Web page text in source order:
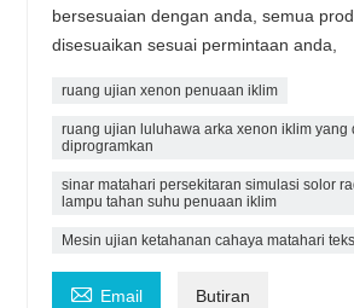
bersesuaian dengan anda, semua
disesuaikan sesuai permintaan anda,
ruang ujian xenon penuaan iklim
ruang ujian luluhawa arka xenon iklim yang
diprogramkan
sinar matahari persekitaran simulasi solor
lampu tahan suhu penuaan iklim
Mesin ujian ketahanan cahaya matahari
 Email Butiran